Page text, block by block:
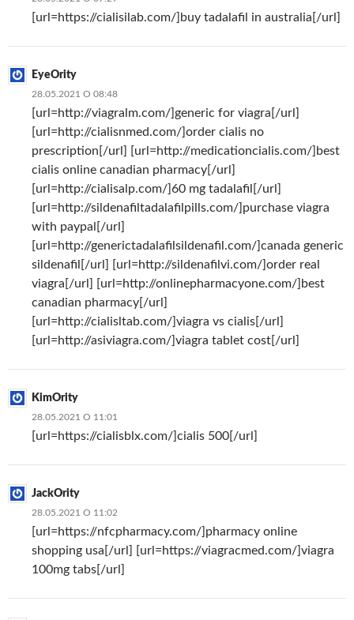
[url=https://cialisilab.com/]buy tadalafil in australia[/url]
EyeOrity
28.05.2021 О 08:48
[url=http://viagralm.com/]generic for viagra[/url]
[url=http://cialisnmed.com/]order cialis no
prescription[/url] [url=http://medicationcialis.com/]best
cialis online canadian pharmacy[/url]
[url=http://cialisalp.com/]60 mg tadalafil[/url]
[url=http://sildenafiltadalafilpills.com/]purchase viagra
with paypal[/url]
[url=http://generictadalafilsildenafil.com/]canada generic
sildenafil[/url] [url=http://sildenafilvi.com/]order real
viagra[/url] [url=http://onlinepharmacyone.com/]best
canadian pharmacy[/url]
[url=http://cialisltab.com/]viagra vs cialis[/url]
[url=http://asiviagra.com/]viagra tablet cost[/url]
KimOrity
28.05.2021 О 11:01
[url=https://cialisblx.com/]cialis 500[/url]
JackOrity
28.05.2021 О 11:02
[url=https://nfcpharmacy.com/]pharmacy online
shopping usa[/url] [url=https://viagracmed.com/]viagra
100mg tabs[/url]